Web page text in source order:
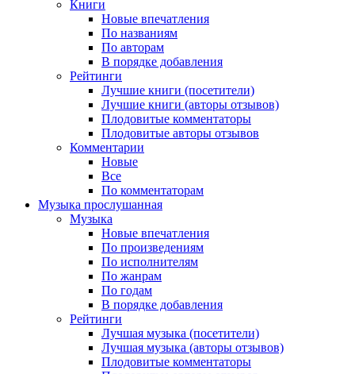
Книги
Новые впечатления
По названиям
По авторам
В порядке добавления
Рейтинги
Лучшие книги (посетители)
Лучшие книги (авторы отзывов)
Плодовитые комментаторы
Плодовитые авторы отзывов
Комментарии
Новые
Все
По комментаторам
Музыка прослушанная
Музыка
Новые впечатления
По произведениям
По исполнителям
По жанрам
По годам
В порядке добавления
Рейтинги
Лучшая музыка (посетители)
Лучшая музыка (авторы отзывов)
Плодовитые комментаторы